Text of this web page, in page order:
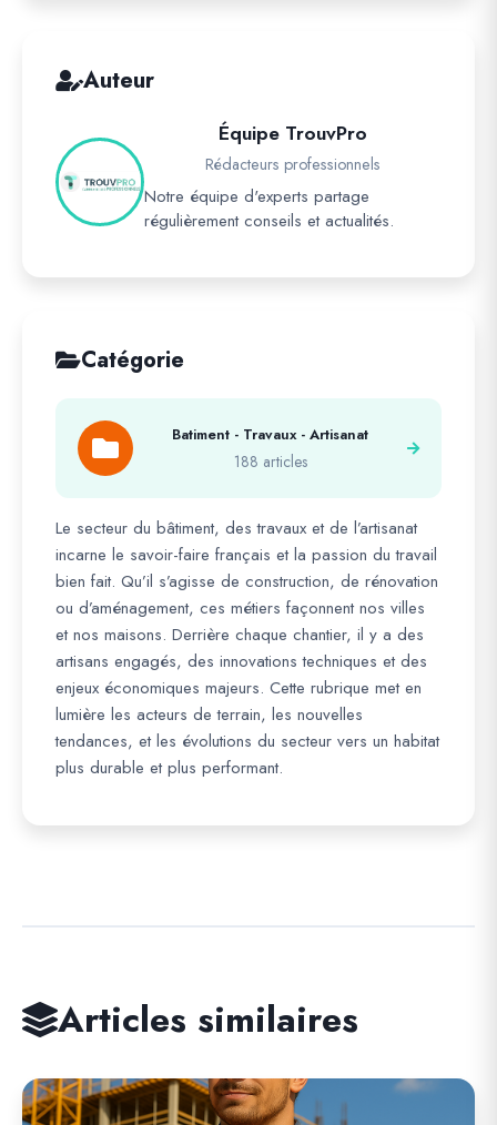
Auteur
Équipe TrouvPro
Rédacteurs professionnels
Notre équipe d'experts partage
régulièrement conseils et actualités.
Catégorie
Batiment - Travaux - Artisanat
188 articles
Le secteur du bâtiment, des travaux et de l’artisanat
incarne le savoir-faire français et la passion du travail
bien fait. Qu’il s’agisse de construction, de rénovation
ou d’aménagement, ces métiers façonnent nos villes
et nos maisons. Derrière chaque chantier, il y a des
artisans engagés, des innovations techniques et des
enjeux économiques majeurs. Cette rubrique met en
lumière les acteurs de terrain, les nouvelles
tendances, et les évolutions du secteur vers un habitat
plus durable et plus performant.
Articles similaires